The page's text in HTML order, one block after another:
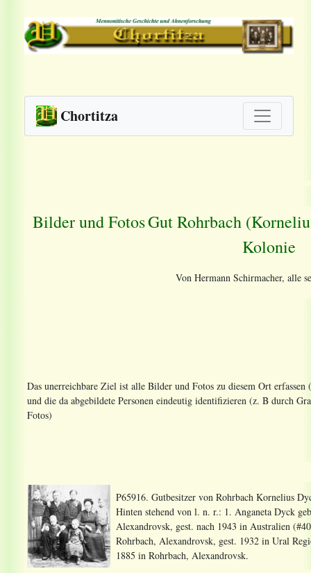
Chortitza
Bilder und FotosGut Rohrbach
Kolonie
Von Hermann Schirmacher, alle
Das unerreichbare Ziel ist alle Bilder und Fotos zu diesem Ort
und die da abgebildete Personen eindeutig identifizieren (z. B durch
Fotos)
P65916. Gutbesitzer von Rohrbach Kornelius
Hinten stehend von l. n. r.: 1. Anganeta Dyck
Alexandrovsk, gest. nach 1943 in Australien
Rohrbach, Alexandrovsk, gest. 1932 in Ural
1885 in Rohrbach, Alexandrovsk.